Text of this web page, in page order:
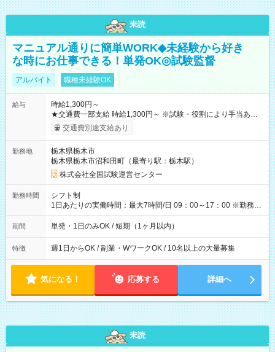
未読
マニュアル通りに簡単WORK◆未経験から好き
な時にお仕事できる！単発OK◎試験監督
アルバイト 職種未経験OK
給与
時給1,300円～
★交通費一部支給 時給1,300円～ ※試験・役割により手当あり
※勤務回数により昇給あり 【即給（前払い）オプションあ
り！】 希望される場合、勤務から1週間ほどで給与の一部を受け
例】 ・河合塾模擬試験 8:30～17:30（休憩1時間） 時給1,300円
×8時間＝日収10,400円＋交通費 ※当日の役割により時給＋100
円の場合あり ・国家試験 7:00～13:30（休憩なし） 時給1,300
円（役割手当＋100円）×6時間＝日収8,400円＋交通費 【試用期
間】試用期間なし
交通費別途支給あり
勤務地
栃木県栃木市
栃木県栃木市沼和田町（最寄り駅：栃木駅）
株式会社全国試験運営センター
勤務時間
シフト制
1日あたりの実働時間：最大7時間/日 09：00～17：00 ※勤務時
間は 試験により異なります。
期間 単発・1日のみOK / 短期（1ヶ月以内）
特徴 週1日からOK / 副業・WワークOK / 10名以上の大量募集
気になる！ 応募する 詳細へ
未読